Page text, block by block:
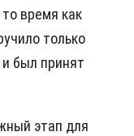
время как
только
и был принят
этап для